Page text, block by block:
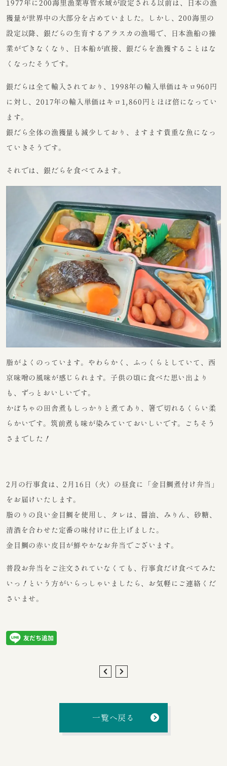
1977年に200海里漁業専管水域が設定される以前は、日本の漁
獲量が世界中の大部分を占めていました。しかし、200海里の
設定以降、銀だらの生育するアラスカの漁場で、日本漁船の操
業ができなくなり、日本船が直接、銀だらを漁獲することはな
くなったそうです。
銀だらは全て輸入されており、1998年の輸入単価はキロ960円
に対し、2017年の輸入単価はキロ1,860円とほぼ倍になってい
ます。
銀だら全体の漁獲量も減少しており、ますます貴重な魚になっ
ていきそうです。
それでは、銀だらを食べてみます。
脂がよくのっています。やわらかく、ふっくらとしていて、西
京味噌の風味が感じられます。子供の頃に食べた思い出より
も、ずっとおいしいです。
かぼちゃの田舎煮もしっかりと煮てあり、箸で切れるくらい柔
らかいです。筑前煮も味が染みていておいしいです。ごちそう
さまでした！
2月の行事食は、2月16日（火）の昼食に「金目鯛煮付け弁当」
をお届けいたします。
脂のりの良い金目鯛を使用し、タレは、醤油、みりん、砂糖、
清酒を合わせた定番の味付けに仕上げました。
金目鯛の赤い皮目が鮮やかなお弁当でございます。
普段お弁当をご注文されていなくても、行事食だけ食べてみた
いっ！という方がいらっしゃいましたら、お気軽にご連絡くだ
さいませ。
一覧へ戻る